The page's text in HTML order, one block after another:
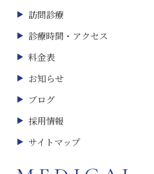
訪問診療
診療時間・アクセス
料金表
お知らせ
ブログ
採用情報
サイトマップ